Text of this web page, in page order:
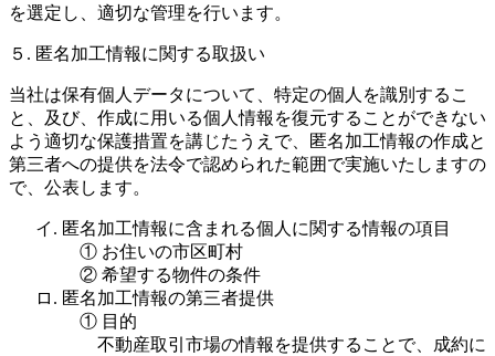
を選定し、適切な管理を行います。
５. 匿名加工情報に関する取扱い
当社は保有個人データについて、特定の個人を識別するこ
と、及び、作成に用いる個人情報を復元することができない
よう適切な保護措置を講じたうえで、匿名加工情報の作成と
第三者への提供を法令で認められた範囲で実施いたしますの
で、公表します。
イ. 匿名加工情報に含まれる個人に関する情報の項目
① お住いの市区町村
② 希望する物件の条件
ロ. 匿名加工情報の第三者提供
① 目的
不動産取引市場の情報を提供することで、成約に